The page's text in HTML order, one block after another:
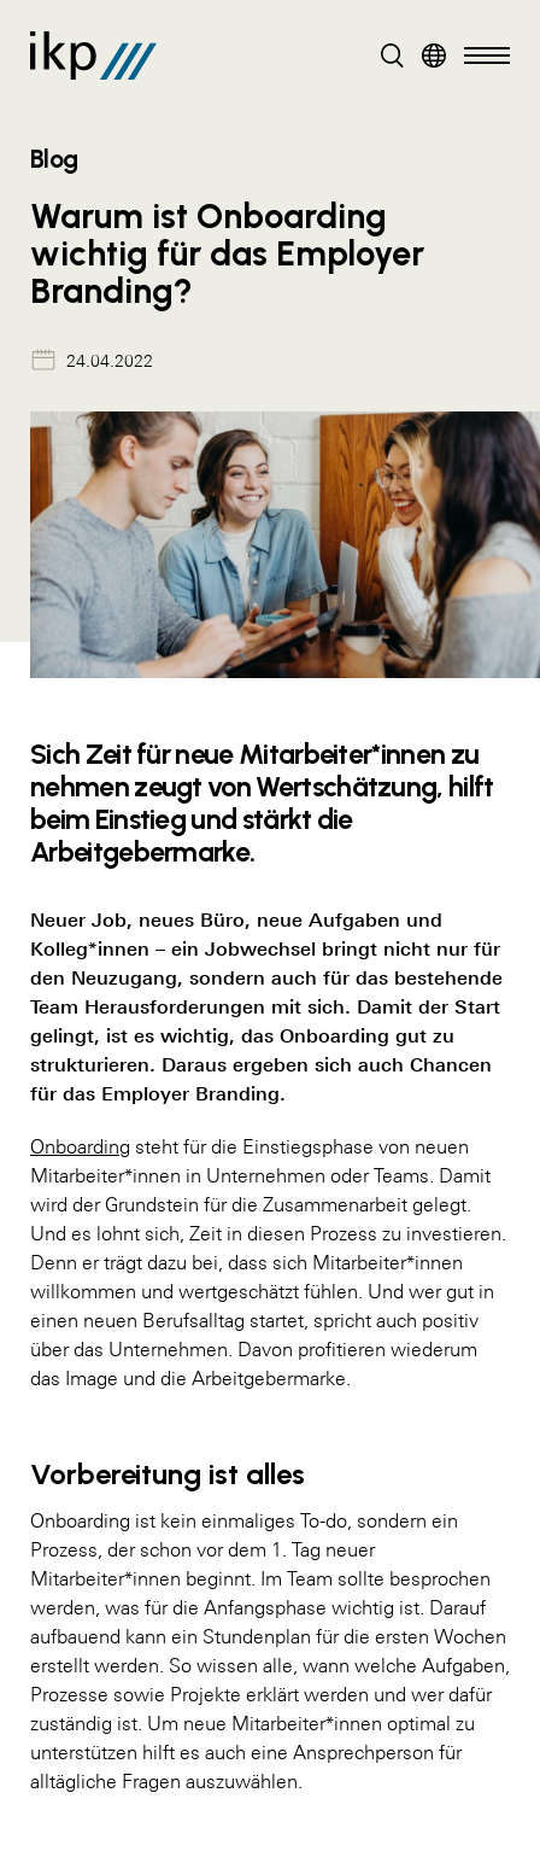
DE
Blog
Warum ist Onboarding
wichtig für das Employer
Branding?
24.04.2022
Sich Zeit für neue Mitarbeiter*innen zu
nehmen zeugt von Wertschätzung, hilft
beim Einstieg und stärkt die
Arbeitgebermarke.
Neuer Job, neues Büro, neue Aufgaben und
Kolleg*innen – ein Jobwechsel bringt nicht nur für
den Neuzugang, sondern auch für das bestehende
Team Herausforderungen mit sich. Damit der Start
gelingt, ist es wichtig, das Onboarding gut zu
strukturieren. Daraus ergeben sich auch Chancen
für das Employer Branding.
Onboarding steht für die Einstiegsphase von neuen
Mitarbeiter*innen in Unternehmen oder Teams. Damit
wird der Grundstein für die Zusammenarbeit gelegt.
Und es lohnt sich, Zeit in diesen Prozess zu investieren.
Denn er trägt dazu bei, dass sich Mitarbeiter*innen
willkommen und wertgeschätzt fühlen. Und wer gut in
einen neuen Berufsalltag startet, spricht auch positiv
über das Unternehmen. Davon profitieren wiederum
das Image und die Arbeitgebermarke.
Vorbereitung ist alles
Onboarding ist kein einmaliges To-do, sondern ein
Prozess, der schon vor dem 1. Tag neuer
Mitarbeiter*innen beginnt. Im Team sollte besprochen
werden, was für die Anfangsphase wichtig ist. Darauf
aufbauend kann ein Stundenplan für die ersten Wochen
erstellt werden. So wissen alle, wann welche Aufgaben,
Prozesse sowie Projekte erklärt werden und wer dafür
zuständig ist. Um neue Mitarbeiter*innen optimal zu
unterstützen hilft es auch eine Ansprechperson für
alltägliche Fragen auszuwählen.